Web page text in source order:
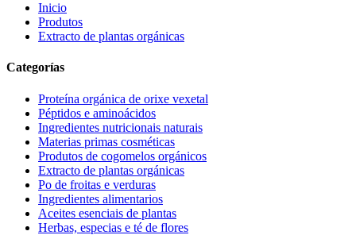
Inicio
Produtos
Extracto de plantas orgánicas
Categorías
Proteína orgánica de orixe vexetal
Péptidos e aminoácidos
Ingredientes nutricionais naturais
Materias primas cosméticas
Produtos de cogomelos orgánicos
Extracto de plantas orgánicas
Po de froitas e verduras
Ingredientes alimentarios
Aceites esenciais de plantas
Herbas, especias e té de flores